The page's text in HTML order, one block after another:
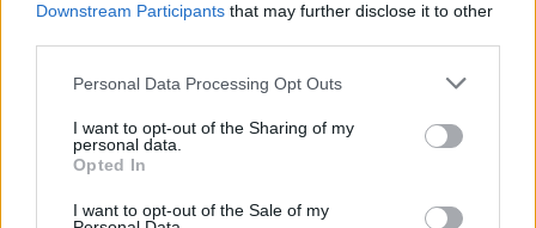
Downstream Participants that may further disclose it to other
Please note that this website/app uses one or more Google
not limited to your visit or usage behaviour. You may click to
grant or deny consent to Google and its third-party tags to
use your data for below specified purposes in below Google
consent section.
Personal Data Processing Opt Outs
I want to opt-out of the Sharing of my
personal data.
Opted In
I want to opt-out of the Sale of my